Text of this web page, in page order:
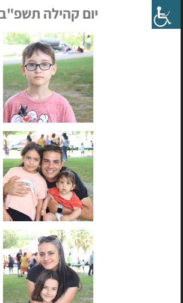
יום קהילה תשפ"ב